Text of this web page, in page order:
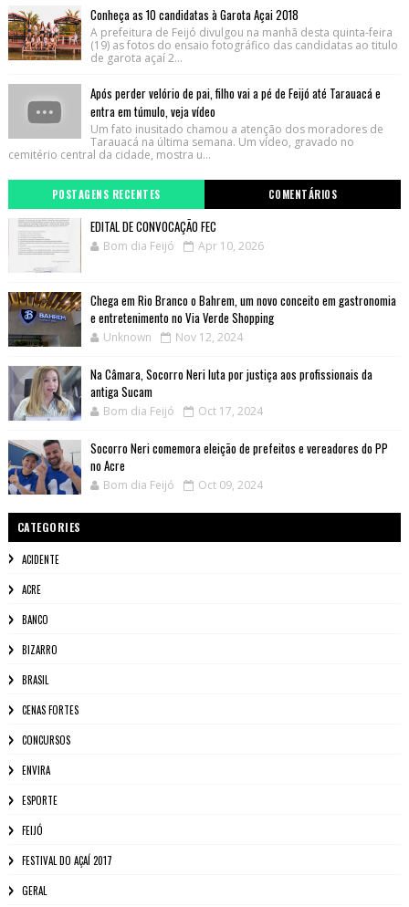
Conheça as 10 candidatas à Garota Açai 2018
A prefeitura de Feijó divulgou na manhã desta quinta-feira
(19) as fotos do ensaio fotográfico das candidatas ao titulo
de garota açaí 2...
Após perder velório de pai, filho vai a pé de Feijó até Tarauacá e
entra em túmulo, veja vídeo
Um fato inusitado chamou a atenção dos moradores de
Tarauacá na última semana. Um vídeo, gravado no
cemitério central da cidade, mostra u...
POSTAGENS RECENTES COMENTÁRIOS
EDITAL DE CONVOCAÇÃO FEC
Bom dia Feijó Apr 10, 2026
Chega em Rio Branco o Bahrem, um novo conceito em gastronomia
e entretenimento no Via Verde Shopping
Unknown Nov 12, 2024
Na Câmara, Socorro Neri luta por justiça aos profissionais da
antiga Sucam
Bom dia Feijó Oct 17, 2024
Socorro Neri comemora eleição de prefeitos e vereadores do PP
no Acre
Bom dia Feijó Oct 09, 2024
CATEGORIES
ACIDENTE
ACRE
BANCO
BIZARRO
BRASIL
CENAS FORTES
CONCURSOS
ENVIRA
ESPORTE
FEIJÓ
FESTIVAL DO AÇAÍ 2017
GERAL